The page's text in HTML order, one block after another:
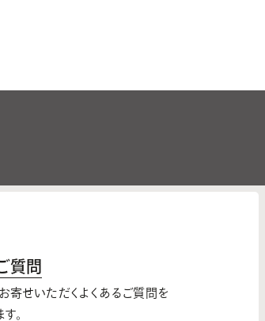
質問
寄せいただくよくあるご質問を
。